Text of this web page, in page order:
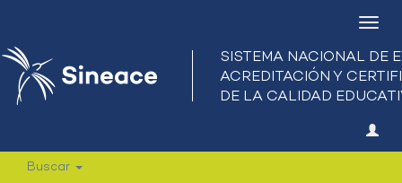
Buscar